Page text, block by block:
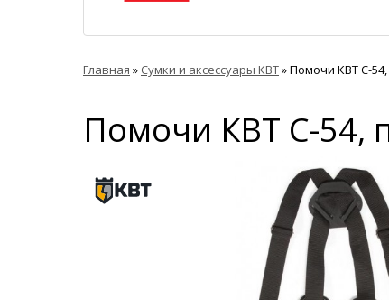
Главная » Сумки и аксессуары КВТ»Помочи КВТ С-
Помочи КВТ С-54,